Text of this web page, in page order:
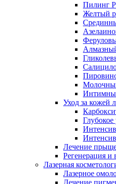
Пилинг
Желтый
Уход за кожей
Лечение
Регенерация и
Лазерная
Лазерное
Лечение